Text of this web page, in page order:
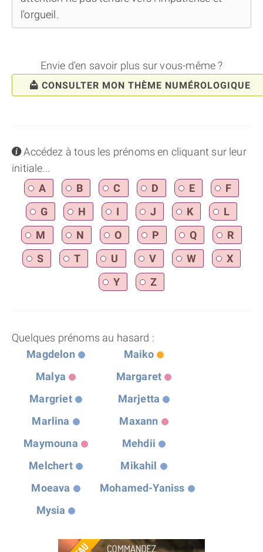
l'orgueil.
Envie d'en savoir plus sur vous-même ?
CONSULTER MON THÈME NUMÉROLOGIQUE
infoAccédez à tous les prénoms en cliquant sur leur
initiale...
A
B C D E
F
G
H I J K
L
M
N O P Q
R
S
T U V W
X
Y
Z
Quelques prénoms au hasard :
Magdelon
Maiko
Malya
Margaret
Margriet
Marjetta
Marlina
Maxann
Maymouna
Mehdii
Melchert
Mikahil
Moeava
Mohamed-Yaniss
Mysia